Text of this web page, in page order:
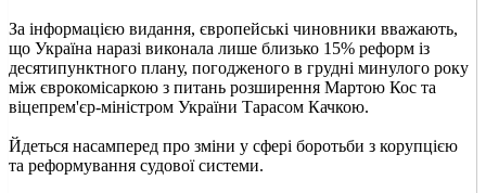
За інформацією видання, європейські чиновники вважають,
що Україна наразі виконала лише близько 15% реформ із
десятипунктного плану, погодженого в грудні минулого року
між єврокомісаркою з питань розширення Мартою Кос та
віцепрем'єр-міністром України Тарасом Качкою.
Йдеться насамперед про зміни у сфері боротьби з корупцією
та реформування судової системи.